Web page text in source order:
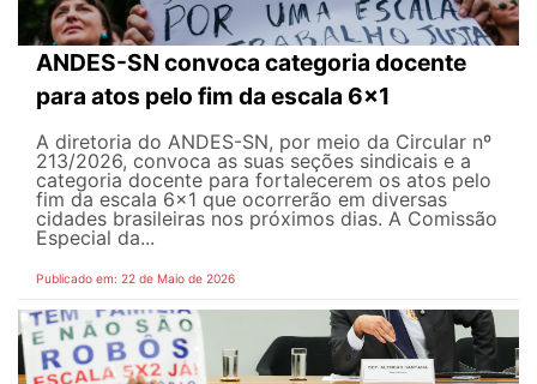
ANDES-SN convoca categoria docente
para atos pelo fim da escala 6x1
A diretoria do ANDES-SN, por meio da Circular nº
213/2026, convoca as suas seções sindicais e a
categoria docente para fortalecerem os atos pelo
fim da escala 6x1 que ocorrerão em diversas
cidades brasileiras nos próximos dias. A Comissão
Especial da...
Publicado em: 22 de Maio de 2026